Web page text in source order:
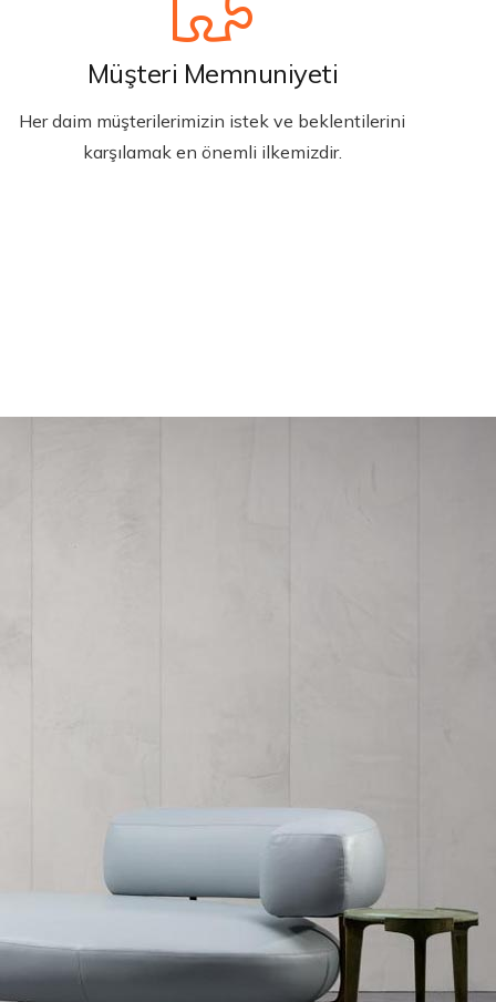
Müşteri Memnuniyeti
Her daim müşterilerimizin istek ve beklentilerini
karşılamak en önemli ilkemizdir.